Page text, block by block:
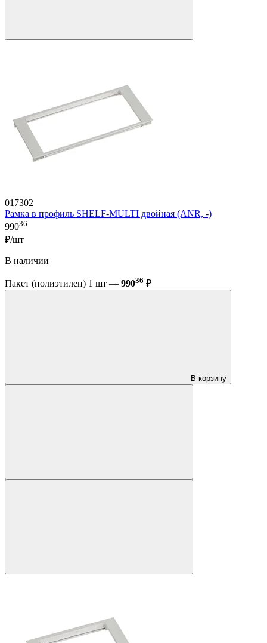
017302
Рамка в профиль SHELF-MULTI двойная (ANR, -)
99036
₽/шт
В наличии
Пакет (полиэтилен) 1 шт — 99036 ₽
В корзину